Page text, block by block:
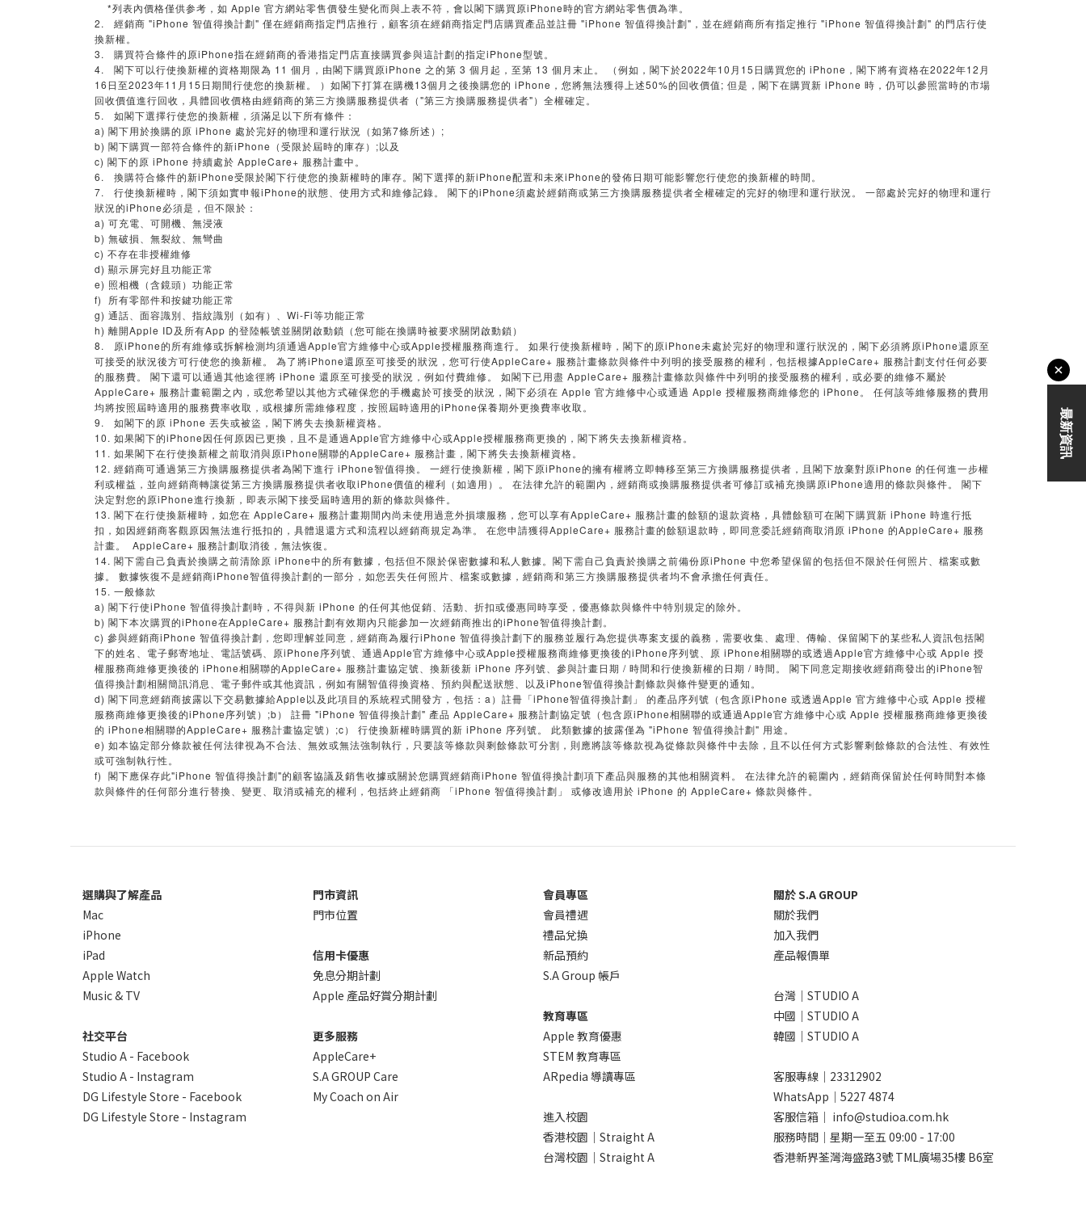
*列表內價格僅供参考，如 Apple 官方網站零售價發生變化而與上表不符，會以閣下購買原iPhone時的官方網站零售價為準。
2. 經銷商 "iPhone 智值得換計劃" 僅在經銷商指定門店推行，顧客須在經銷商指定門店購買產品並註冊 "iPhone 智值得換計劃"，並在經銷商所有指定推行 "iPhone 智值得換計劃" 的門店行使
換新權。
3. 購買符合條件的原iPhone指在經銷商的香港指定門店直接購買参與這計劃的指定iPhone型號。
4. 閣下可以行使換新權的資格期限為 11 個月，由閣下購買原iPhone 之的第 3 個月起，至第 13 個月末止。 （例如，閣下於2022年10月15日購買您的 iPhone，閣下將有資格在2022年12月
16日至2023年11月15日期間行使您的換新權。 ）如閣下打算在購機13個月之後換購您的 iPhone，您將無法獲得上述50%的回收價值; 但是，閣下在購買新 iPhone 時，仍可以參照當時的市場
回收價值進行回收，具體回收價格由經銷商的第三方換購服務提供者（"第三方換購服務提供者"）全權確定。
5. 如閣下選擇行使您的換新權，須滿足以下所有條件：
a) 閣下用於換購的原 iPhone 處於完好的物理和運行狀況（如第7條所述）;
b) 閣下購買一部符合條件的新iPhone（受限於屆時的庫存）;以及
c) 閣下的原 iPhone 持續處於 AppleCare+ 服務計畫中。
6. 換購符合條件的新iPhone受限於閣下行使您的換新權時的庫存。閣下選擇的新iPhone配置和未來iPhone的發佈日期可能影響您行使您的換新權的時間。
7. 行使換新權時，閣下須如實申報iPhone的狀態、使用方式和維修記錄。 閣下的iPhone須處於經銷商或第三方換購服務提供者全權確定的完好的物理和運行狀況。 一部處於完好的物理和運行
狀況的iPhone必須是，但不限於：
a) 可充電、可開機、無浸液
b) 無破損、無裂紋、無彎曲
c) 不存在非授權維修
d) 顯示屏完好且功能正常
e) 照相機（含鏡頭）功能正常
f) 所有零部件和按鍵功能正常
g) 通話、面容識別、指紋識別（如有）、Wi-Fi等功能正常
h) 離開Apple ID及所有App 的登陸帳號並關閉啟動鎖（您可能在換購時被要求關閉啟動鎖）
8. 原iPhone的所有維修或拆解檢測均須通過Apple官方維修中心或Apple授權服務商進行。 如果行使換新權時，閣下的原iPhone未處於完好的物理和運行狀況的，閣下必須將原iPhone還原至
可接受的狀況後方可行使您的換新權。 為了將iPhone還原至可接受的狀況，您可行使AppleCare+ 服務計畫條款與條件中列明的接受服務的權利，包括根據AppleCare+ 服務計劃支付任何必要
的服務費。 閣下還可以通過其他途徑將 iPhone 還原至可接受的狀況，例如付費維修。 如閣下已用盡 AppleCare+ 服務計畫條款與條件中列明的接受服務的權利，或必要的維修不屬於
AppleCare+ 服務計畫範圍之內，或您希望以其他方式確保您的手機處於可接受的狀況，閣下必須在 Apple 官方維修中心或通過 Apple 授權服務商維修您的 iPhone。 任何該等維修服務的費用
均將按照屆時適用的服務費率收取，或根據所需維修程度，按照屆時適用的iPhone保養期外更換費率收取。
9. 如閣下的原 iPhone 丟失或被盜，閣下將失去換新權資格。
10. 如果閣下的iPhone因任何原因已更換，且不是通過Apple官方維修中心或Apple授權服務商更換的，閣下將失去換新權資格。
11. 如果閣下在行使換新權之前取消與原iPhone關聯的AppleCare+ 服務計畫，閣下將失去換新權資格。
12. 經銷商可通過第三方換購服務提供者為閣下進行 iPhone智值得換。 一經行使換新權，閣下原iPhone的擁有權將立即轉移至第三方換購服務提供者，且閣下放棄對原iPhone 的任何進一步權
利或權益，並向經銷商轉讓從第三方換購服務提供者收取iPhone價值的權利（如適用）。 在法律允許的範圍內，經銷商或換購服務提供者可修訂或補充換購原iPhone適用的條款與條件。 閣下
決定對您的原iPhone進行換新，即表示閣下接受屆時適用的新的條款與條件。
13. 閣下在行使換新權時，如您在 AppleCare+ 服務計畫期間內尚未使用過意外損壞服務，您可以享有AppleCare+ 服務計畫的餘額的退款資格，具體餘額可在閣下購買新 iPhone 時進行抵
扣，如因經銷商客觀原因無法進行抵扣的，具體退還方式和流程以經銷商規定為準。 在您申請獲得AppleCare+ 服務計畫的餘額退款時，即同意委託經銷商取消原 iPhone 的AppleCare+ 服務
計畫。 AppleCare+ 服務計劃取消後，無法恢復。
14. 閣下需自己負責於換購之前清除原 iPhone中的所有數據，包括但不限於保密數據和私人數據。閣下需自己負責於換購之前備份原iPhone 中您希望保留的包括但不限於任何照片、檔案或數
據。 數據恢復不是經銷商iPhone智值得換計劃的一部分，如您丟失任何照片、檔案或數據，經銷商和第三方換購服務提供者均不會承擔任何責任。
15. 一般條款
a) 閣下行使iPhone 智值得換計劃時，不得與新 iPhone 的任何其他促銷、活動、折扣或優惠同時享受，優惠條款與條件中特別規定的除外。
b) 閣下本次購買的iPhone在AppleCare+ 服務計劃有效期內只能參加一次經銷商推出的iPhone智值得換計劃。
c) 參與經銷商iPhone 智值得換計劃，您即理解並同意，經銷商為履行iPhone 智值得換計劃下的服務並履行為您提供專案支援的義務，需要收集、處理、傳輸、保留閣下的某些私人資訊包括閣
下的姓名、電子郵寄地址、電話號碼、原iPhone序列號、通過Apple官方維修中心或Apple授權服務商維修更換後的iPhone序列號、原 iPhone相關聯的或透過Apple官方維修中心或 Apple 授
權服務商維修更換後的 iPhone相關聯的AppleCare+ 服務計畫協定號、換新後新 iPhone 序列號、參與計畫日期 / 時間和行使換新權的日期 / 時間。 閣下同意定期接收經銷商發出的iPhone智
值得換計劃相關簡訊消息、電子郵件或其他資訊，例如有關智值得換資格、預約與配送狀態、以及iPhone智值得換計劃條款與條件變更的通知。
d) 閣下同意經銷商披露以下交易數據給Apple以及此項目的系統程式開發方，包括：a）註冊「iPhone智值得換計劃」 的產品序列號（包含原iPhone 或透過Apple 官方維修中心或 Apple 授權
服務商維修更換後的iPhone序列號）;b） 註冊 "iPhone 智值得換計劃" 產品 AppleCare+ 服務計劃協定號（包含原iPhone相關聯的或通過Apple官方維修中心或 Apple 授權服務商維修更換後
的 iPhone相關聯的AppleCare+ 服務計畫協定號）;c） 行使換新權時購買的新 iPhone 序列號。 此類數據的披露僅為 "iPhone 智值得換計劃" 用途。
e) 如本協定部分條款被任何法律視為不合法、無效或無法強制執行，只要該等條款與剩餘條款可分割，則應將該等條款視為從條款與條件中去除，且不以任何方式影響剩餘條款的合法性、有效性
或可強制執行性。
f)
閣下應保存此"iPhone 智值得換計劃 "的顧客協議及銷售收據或關於您購買經銷商iPhone 智值得換計劃項下產品與服務的其他相關資料。
在法律允許的範圍內，經銷商保留於任何時間對本條
款與條件的任何部分進行替換、變更、取消或補充的權利，包括終止經銷商
「 iPhone 智值得換計劃」 或修改適用於 iPhone 的 AppleCare+ 條款與條件。
選購與了解產品
Mac
iPhone
iPad
Apple Watch
Music & TV
社交平台
Studio A - Facebook
Studio A - Instagram
DG Lifestyle Store - Facebook
DG Lifestyle Store - Instagram
門市資訊
門市位置
信用卡優惠
免息分期計劃
Apple 產品好賞分期計劃
更多服務
AppleCare+
S.A GROUP Care
My Coach on Air
會員專區
會員禮遇
禮品兌換
新品預約
S.A Group 帳戶
教育專區
Apple 教育優惠
STEM 教育專區
ARpedia 導讀專區
進入校園
香港校園｜Straight A
台灣校園｜Straight A
關於 S.A GROUP
關於我們
加入我們
產品報價單
台灣｜STUDIO A
中國｜STUDIO A
韓國｜STUDIO A
客服專線｜23312902
WhatsApp｜ 5227 4874
客服信箱｜ info@studioa.com.hk
服務時間｜星期一至五 09:00 - 17:00
香港新界荃灣海盛路3號 TML廣場35樓 B6室